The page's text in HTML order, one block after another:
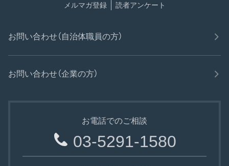
メルマガ登録 読者アンケート
お問い合わせ（自治体職員の方）
お問い合わせ（企業の方）
お電話でのご相談
03-5291-1580